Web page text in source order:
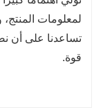
لمعلومات
تساعدنا على أن
قوة.